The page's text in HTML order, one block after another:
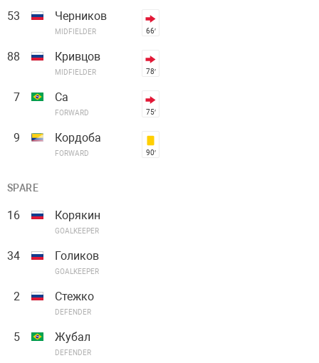
53 Черников
MIDFIELDER 66′
88 Кривцов
MIDFIELDER 78′
7 Са
FORWARD 75′
9 Кордоба
FORWARD 90′
SPARE
16 Корякин
GOALKEEPER
34 Голиков
GOALKEEPER
2 Стежко
DEFENDER
5 Жубал
DEFENDER